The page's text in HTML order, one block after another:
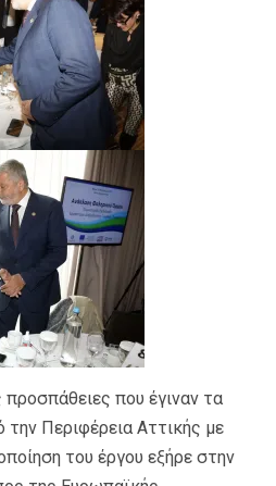
που έγιναν τα
την Περιφέρεια Αττικής με
του έργου εξήρε στην